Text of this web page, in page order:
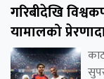
गरिबीदेखि
यामालको